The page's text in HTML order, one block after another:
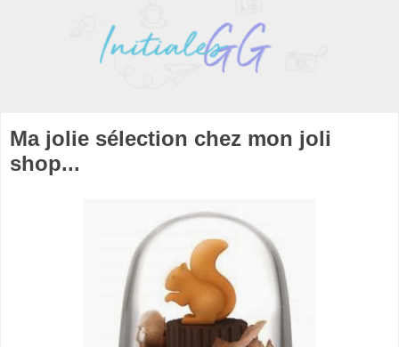
Ma jolie sélection chez mon joli
shop...